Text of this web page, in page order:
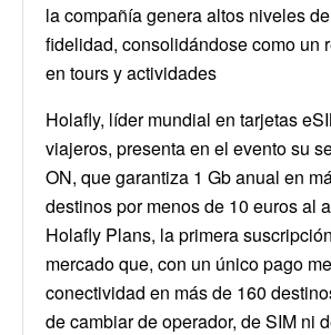
la compañía genera altos niveles
fidelidad, consolidándose como un
en tours y actividades
Holafly, líder mundial en tarjetas
viajeros, presenta en el evento su
ON, que garantiza 1 Gb anual en
destinos por menos de 10 euros al
Holafly Plans, la primera
mercado que, con un único pago
conectividad en más de 160
de cambiar de operador, de SIM ni